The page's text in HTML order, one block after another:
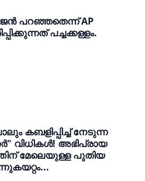
പറഞ്ഞതെന്ന് AP
പച്ചക്കള്ളം.
കബളിപ്പിച്ച് നേടുന്ന
വിധികൾ! അഭിപ്രായ
മേലെയുള്ള പുതിയ